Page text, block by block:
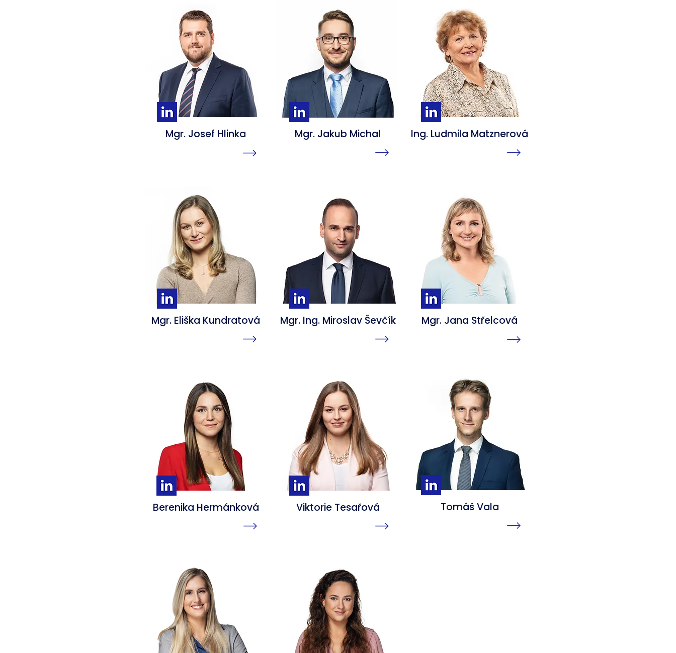
Mgr. Josef Hlinka Mgr. Jakub Michal Ing. Ludmila Matznerová
Mgr. Eliška Kundratová Mgr. Ing. Miroslav Ševčík Mgr. Jana Střelcová
Berenika Hermánková Viktorie Tesařová Tomáš Vala